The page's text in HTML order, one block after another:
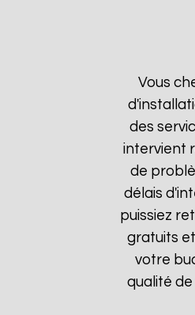
Vous
des
intervient
de
délais
puissiez
gratuits
votre
qualité